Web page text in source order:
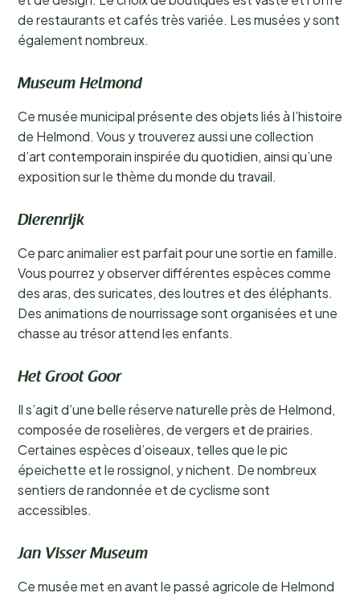
de restaurants et cafés très variée. Les musées y sont
également nombreux.
Museum Helmond
Ce musée municipal présente des objets liés à l’histoire
de Helmond. Vous y trouverez aussi une collection
d’art contemporain inspirée du quotidien, ainsi qu’une
exposition sur le thème du monde du travail.
Dierenrijk
Ce parc animalier est parfait pour une sortie en famille.
Vous pourrez y observer différentes espèces comme
des aras, des suricates, des loutres et des éléphants.
Des animations de nourrissage sont organisées et une
chasse au trésor attend les enfants.
Het Groot Goor
Il s’agit d’une belle réserve naturelle près de Helmond,
composée de roselières, de vergers et de prairies.
Certaines espèces d’oiseaux, telles que le pic
épeichette et le rossignol, y nichent. De nombreux
sentiers de randonnée et de cyclisme sont
accessibles.
Jan Visser Museum
Ce musée met en avant le passé agricole de Helmond